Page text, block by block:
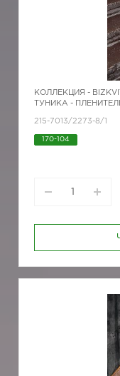
КОЛЛЕКЦИЯ - BIZKVIT
ТУНИКА -
215-7013/2273-8/1
170-104